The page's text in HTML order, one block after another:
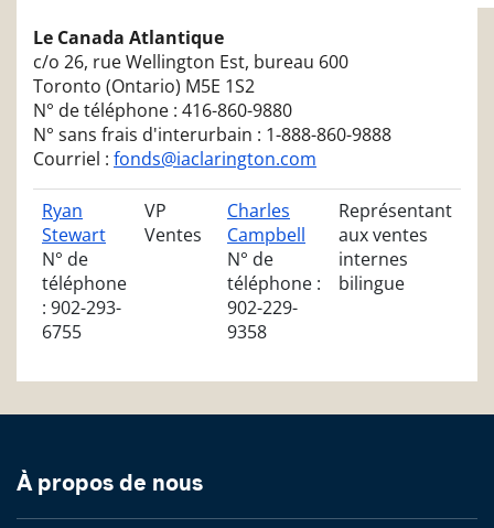
Le Canada Atlantique
c/o 26, rue Wellington Est, bureau 600
Toronto (Ontario) M5E 1S2
N° de téléphone : 416-860-9880
N° sans frais d'interurbain : 1-888-860-9888
Courriel : fonds@iaclarington.com
Ryan
Stewart
N° de
téléphone
: 902-293-
6755
VP
Ventes
Charles
Campbell
N° de
téléphone :
902-229-
9358
Représentant
aux ventes
internes
bilingue
À propos de nous